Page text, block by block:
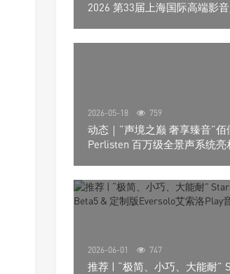
2026 第33届上海国际高端影
2026-05-18 759
动态｜”声境之巅 奢享臻音”佰
Perlisten 百万级全景声系统亮
2026-06-01 747
推荐 | “极简、小巧、大能耐”